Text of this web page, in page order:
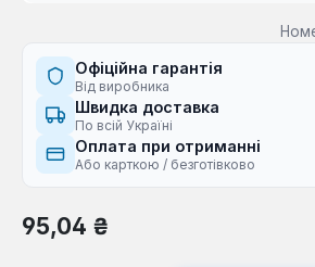
Офіційна гарантія
Від виробника
Швидка доставка
По всій Україні
Оплата при отриманні
Або карткою / безготівково
Звичайна ціна:
95,04 ₴